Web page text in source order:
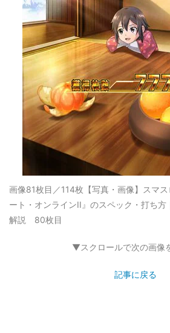
画像81枚目／114枚 【写真・画像】スマ
ート・オンラインII』のスペック・打ち方
解説 80枚目
▼スクロールで次の画像
記事に戻る